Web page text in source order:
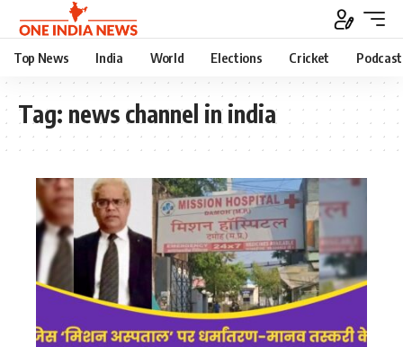
Top News India World Elections Cricket Podcast
Tag: news channel in india